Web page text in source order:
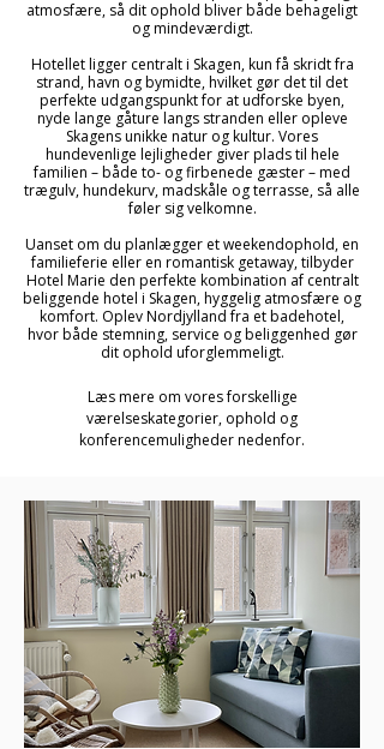
atmosfære, så dit ophold bliver både behageligt
og mindeværdigt.
Hotellet ligger centralt i Skagen, kun få skridt fra
strand, havn og bymidte, hvilket gør det til det
perfekte udgangspunkt for at udforske byen,
nyde lange gåture langs stranden eller opleve
Skagens unikke natur og kultur. Vores
hundevenlige lejligheder giver plads til hele
familien – både to- og firbenede gæster – med
trægulv, hundekurv, madskåle og terrasse, så alle
føler sig velkomne.
Uanset om du planlægger et weekendophold, en
familieferie eller en romantisk getaway, tilbyder
Hotel Marie den perfekte kombination af centralt
beliggende hotel i Skagen, hyggelig atmosfære og
komfort. Oplev Nordjylland fra et badehotel,
hvor både stemning, service og beliggenhed gør
dit ophold uforglemmeligt.
Læs mere om vores forskellige
værelseskategorier, ophold og
konferencemuligheder nedenfor.